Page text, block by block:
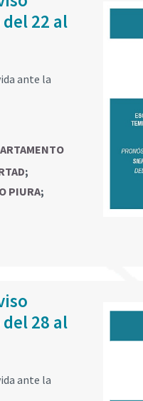
22 al
ante la
;
PIURA;
28 al
ante la